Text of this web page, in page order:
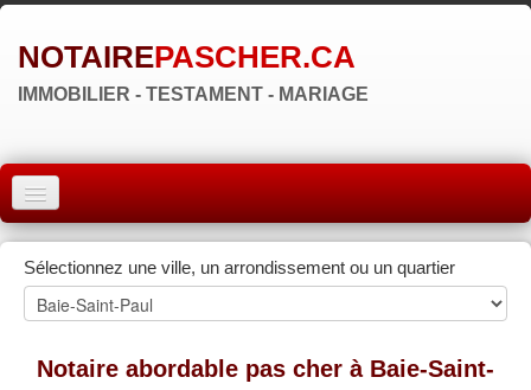
NOTAIREPASCHER.CA
IMMOBILIER - TESTAMENT - MARIAGE
ACCUEIL
MONTRÉAL
QUÉBEC
LAVAL
Sélectionnez une ville, un arrondissement ou un quartier
Notaire abordable pas cher à Baie-Saint-